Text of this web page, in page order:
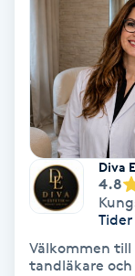
Skäggtrimmning
Skönhet
Slingor
Sockring
Spa manikyr &
Diva
4.8
Tider
Välkommen till
tandläkare och